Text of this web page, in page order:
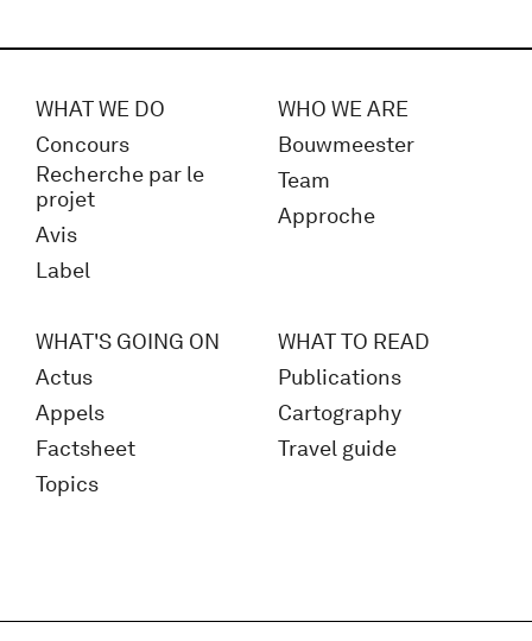
WHAT WE DO
Concours
Recherche par le
projet
Avis
Label
WHO WE ARE
Bouwmeester
Team
Approche
WHAT'S GOING ON
Actus
Appels
Factsheet
Topics
WHAT TO READ
Publications
Cartography
Travel guide